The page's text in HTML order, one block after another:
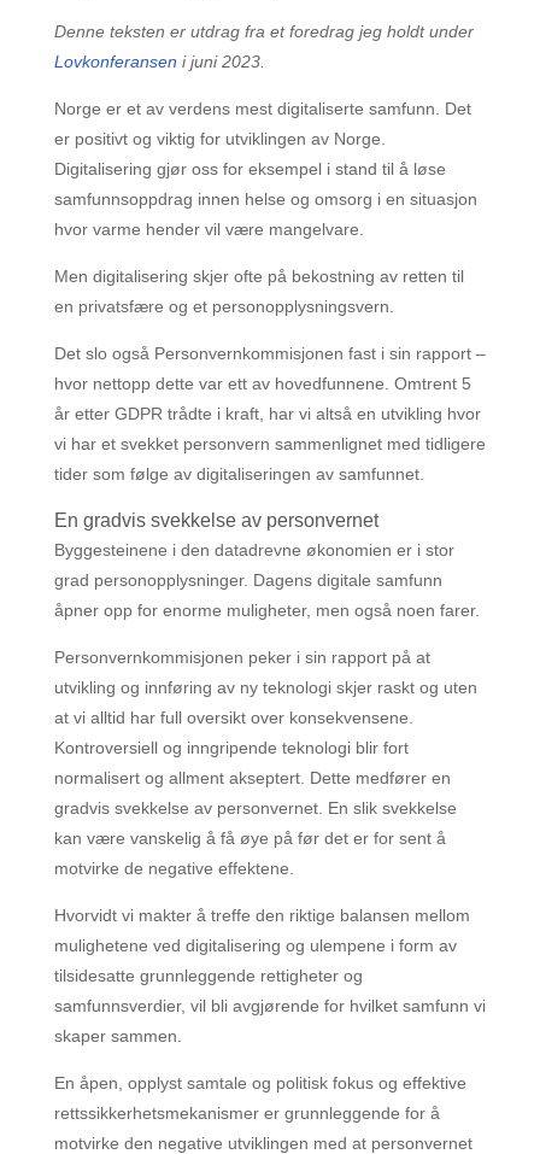
Denne teksten er utdrag fra et foredrag jeg holdt under
Lovkonferansen i juni 2023.
Norge er et av verdens mest digitaliserte samfunn. Det
er positivt og viktig for utviklingen av Norge.
Digitalisering gjør oss for eksempel i stand til å løse
samfunnsoppdrag innen helse og omsorg i en situasjon
hvor varme hender vil være mangelvare.
Men digitalisering skjer ofte på bekostning av retten til
en privatsfære og et personopplysningsvern.
Det slo også Personvernkommisjonen fast i sin rapport –
hvor nettopp dette var ett av hovedfunnene. Omtrent 5
år etter GDPR trådte i kraft, har vi altså en utvikling hvor
vi har et svekket personvern sammenlignet med tidligere
tider som følge av digitaliseringen av samfunnet.
En gradvis svekkelse av personvernet
Byggesteinene i den datadrevne økonomien er i stor
grad personopplysninger. Dagens digitale samfunn
åpner opp for enorme muligheter, men også noen farer.
Personvernkommisjonen peker i sin rapport på at
utvikling og innføring av ny teknologi skjer raskt og uten
at vi alltid har full oversikt over konsekvensene.
Kontroversiell og inngripende teknologi blir fort
normalisert og allment akseptert. Dette medfører en
gradvis svekkelse av personvernet. En slik svekkelse
kan være vanskelig å få øye på før det er for sent å
motvirke de negative effektene.
Hvorvidt vi makter å treffe den riktige balansen mellom
mulighetene ved digitalisering og ulempene i form av
tilsidesatte grunnleggende rettigheter og
samfunnsverdier, vil bli avgjørende for hvilket samfunn vi
skaper sammen.
En åpen, opplyst samtale og politisk fokus og effektive
rettssikkerhetsmekanismer er grunnleggende for å
motvirke den negative utviklingen med at personvernet